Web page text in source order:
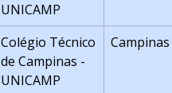
UNICAMP
Colégio Técnico
de Campinas -
UNICAMP
Campinas